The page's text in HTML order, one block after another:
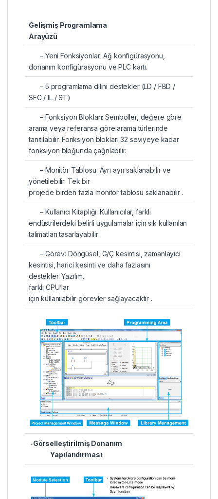
Gelişmiş Programlama
Arayüzü
– Yeni Fonksiyonlar: Ağ konfigürasyonu,
donanım konfigürasyonu ve PLC kartı.
– 5 programlama dilini destekler (LD / FBD /
SFC / IL / ST)
– Fonksiyon Blokları: Semboller, değere göre
arama veya referansa göre arama türlerinde
tanıtılabilir. Fonksiyon blokları 32 seviyeye kadar
fonksiyon bloğunda çağrılabilir.
– Monitör Tablosu: Ayrı ayrı saklanabilir ve
yönetilebilir. Tek bir
projede birden fazla monitör tablosu saklanabilir .
– Kullanıcı Kitaplığı: Kullanıcılar, farklı
endüstrilerdeki belirli uygulamalar için sık kullanılan
talimatları tasarlayabilir.
– Görev: Döngüsel, G/Ç kesintisi, zamanlayıcı
kesintisi, harici kesinti ve daha fazlasını
destekler. Yazılım,
farklı CPU’lar
için kullanılabilir görevler sağlayacaktır .
Görselleştirilmiş Donanım
Yapılandırması